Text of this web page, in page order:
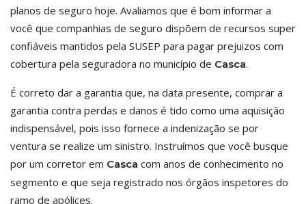
planos de seguro hoje. Avaliamos que é bom informar a
você que companhias de seguro dispõem de recursos super
confiáveis mantidos pela SUSEP para pagar prejuizos com
cobertura pela seguradora no município de Casca.
É correto dar a garantia que, na data presente, comprar a
garantia contra perdas e danos é tido como uma aquisição
indispensável, pois isso fornece a indenização se por
ventura se realize um sinistro. Instruímos que você busque
por um corretor em Casca com anos de conhecimento no
segmento e que seja registrado nos órgãos inspetores do
ramo de apólices.